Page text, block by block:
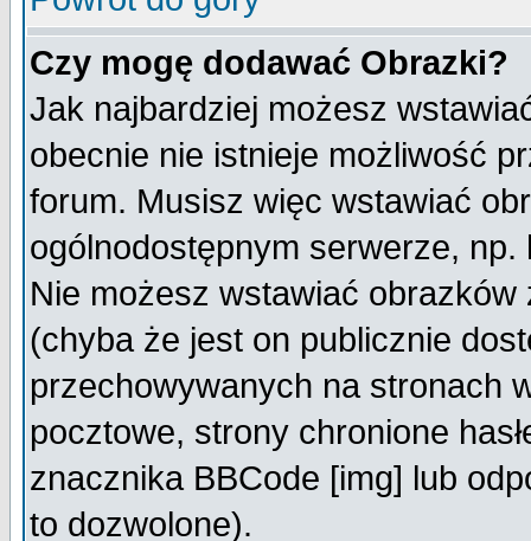
Czy mogę dodawać Obrazki?
Jak najbardziej możesz
obecnie nie istnieje możliwość
forum. Musisz więc wstawiać
ogólnodostępnym serwerze,
Nie możesz wstawiać
(chyba że jest on publicznie
przechowywanych na stronach
pocztowe, strony chronione
znacznika BBCode [img] lub
to dozwolone).